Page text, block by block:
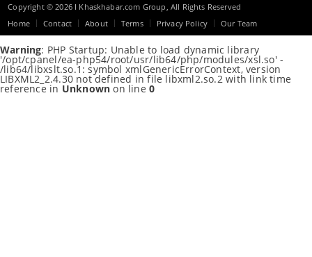
Copyright © 2026 I Khaskhabar.com Group, All Rights Reserved
Home
Contact About Terms Privacy Policy Our Team
Warning: PHP Startup: Unable to load dynamic library
'/opt/cpanel/ea-php54/root/usr/lib64/php/modules/xsl.so' -
/lib64/libxslt.so.1: symbol xmlGenericErrorContext, version
LIBXML2_2.4.30 not defined in file libxml2.so.2 with link time
reference in Unknown on line0